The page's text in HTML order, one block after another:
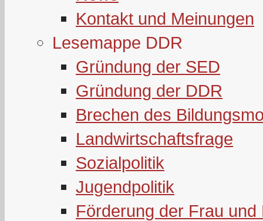
Kontakt und Meinungen
Lesemappe DDR
Gründung der SED
Gründung der DDR
Brechen des
Landwirtschaftsfrage
Sozialpolitik
Jugendpolitik
Förderung der Frau und